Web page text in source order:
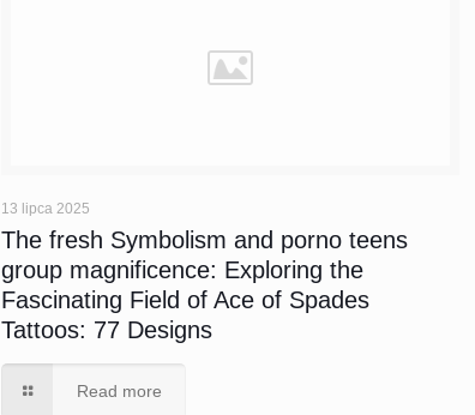
13 lipca 2025
The fresh Symbolism and porno teens
group magnificence: Exploring the
Fascinating Field of Ace of Spades
Tattoos: 77 Designs
Read more